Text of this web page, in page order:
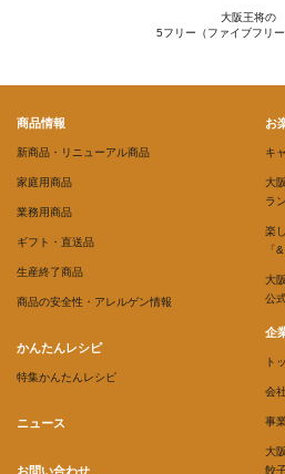
大阪王将の
5フリー（ファイブフリ
商品情報
新商品・リニューアル商品
家庭用商品
業務用商品
ギフト・直送品
生産終了商品
商品の安全性・アレルゲン情報
お
キ
大
ラ
楽
「
大
公
かんたんレシピ
特集かんたんレシピ
ニュース
お問い合わせ
企
ト
会
事
大
餃